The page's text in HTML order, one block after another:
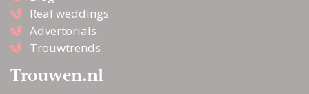
Real weddings
Advertorials
Trouwtrends
Trouwen.nl